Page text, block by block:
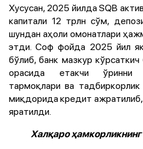
Хусусан, 2025 йилда SQB
капитали 12 трлн сўм,
шундан аҳоли омонатлари
этди. Соф фойда 2025 йил
бўлиб, банк мазкур
орасида етакчи ўринни
тармоқлари ва
миқдорида кредит
яратилди.
Халқаро